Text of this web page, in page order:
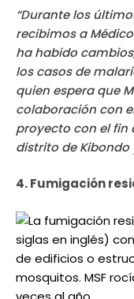
“Durante los
recibimos a
ha habido
los casos de
quien espera que
colaboración con
proyecto con el fin
distrito de
4. Fumigación